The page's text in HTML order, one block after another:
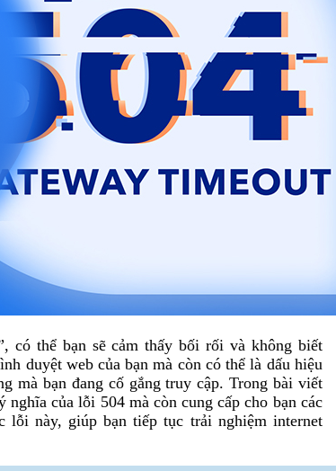
có thể bạn sẽ cảm thấy bối rối và không biết
duyệt web của bạn mà còn có thể là dấu hiệu
mà bạn đang cố gắng truy cập. Trong bài viết
của lỗi 504 mà còn cung cấp cho bạn các
lỗi này, giúp bạn tiếp tục trải nghiệm internet